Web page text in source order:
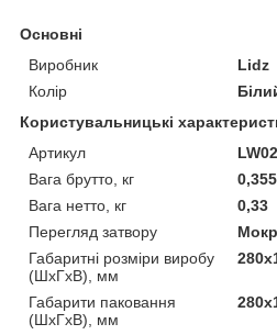
Основні
Виробник
Lidz
Колір
Користувальницькі
Артикул
LW02
Вага брутто, кг
0,355
Вага нетто, кг
0,33
Перегляд затвору
Габаритні розміри виробу
(ШхГхВ), мм
Габарити паковання
(ШхГхВ), мм